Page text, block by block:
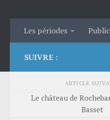
Les périodes
SUIVRE :
ARTICLE
Le château de
Basset